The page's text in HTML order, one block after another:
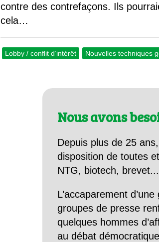
contre des contrefaçons. Ils
cela…
Lobby / conflit d’intérêt Nouvelles techniques
Nous avons
Depuis plus de 25
disposition de toutes
NTG, biotech,
L’accaparement
groupes de presse
quelques hommes
au débat